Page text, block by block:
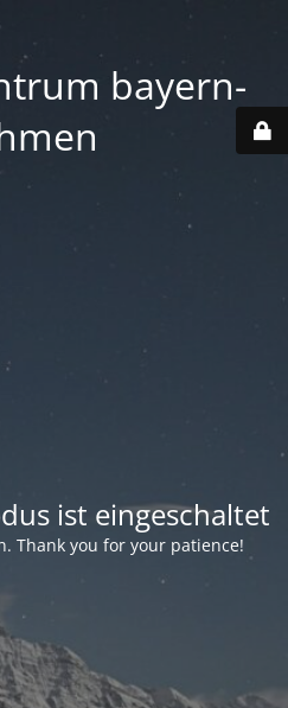
bayern-
ist eingeschaltet
Thank you for your patience!